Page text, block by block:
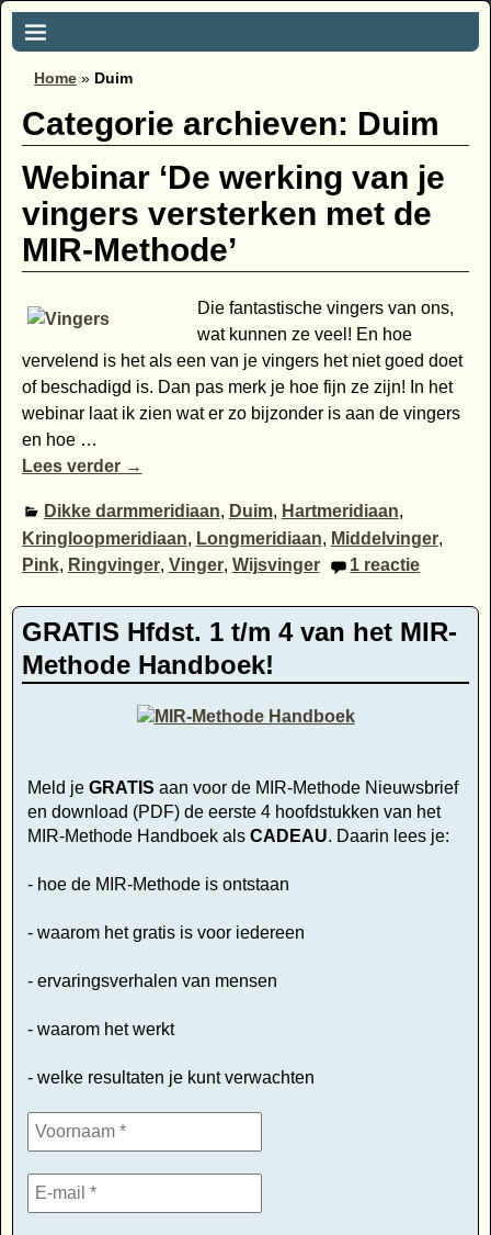
Home » Duim
Categorie archieven: Duim
Webinar ‘De werking van je
vingers versterken met de
MIR-Methode’
Die fantastische vingers van ons,
wat kunnen ze veel! En hoe
vervelend is het als een van je vingers het niet goed doet
of beschadigd is. Dan pas merk je hoe fijn ze zijn! In het
webinar laat ik zien wat er zo bijzonder is aan de vingers
en hoe …
Lees verder →
Dikke darmmeridiaan, Duim, Hartmeridiaan,
Kringloopmeridiaan, Longmeridiaan, Middelvinger,
Pink, Ringvinger, Vinger, Wijsvinger 1 reactie
GRATIS Hfdst. 1 t/m 4 van het MIR-
Methode Handboek!
Meld je GRATIS aan voor de MIR-Methode Nieuwsbrief
en download (PDF) de eerste 4 hoofdstukken van het
MIR-Methode Handboek als CADEAU. Daarin lees je:
- hoe de MIR-Methode is ontstaan
- waarom het gratis is voor iedereen
- ervaringsverhalen van mensen
- waarom het werkt
- welke resultaten je kunt verwachten